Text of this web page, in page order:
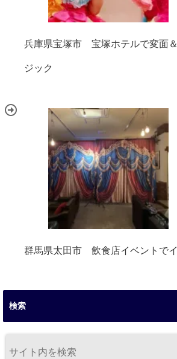
兵庫県宝塚市 宝塚ホテルで変面
ジック
群馬県太田市 飲食店イベントで
検索